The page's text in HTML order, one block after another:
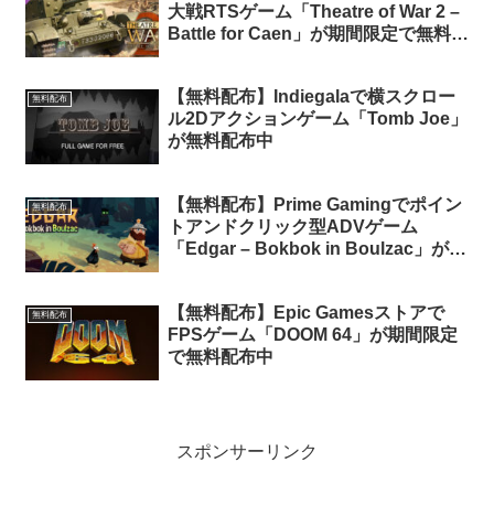
大戦RTSゲーム「Theatre of War 2 –
Battle for Caen」が期間限定で無料配
無料配布
【無料配布】Indiegalaで横スクロー
ル2Dアクションゲーム「Tomb Joe」
が無料配布中
無料配布
【無料配布】Prime Gamingでポイン
トアンドクリック型ADVゲーム
「Edgar – Bokbok in Boulzac」が期
無料配布
【無料配布】Epic Gamesストアで
FPSゲーム「DOOM 64」が期間限定
で無料配布中
スポンサーリンク